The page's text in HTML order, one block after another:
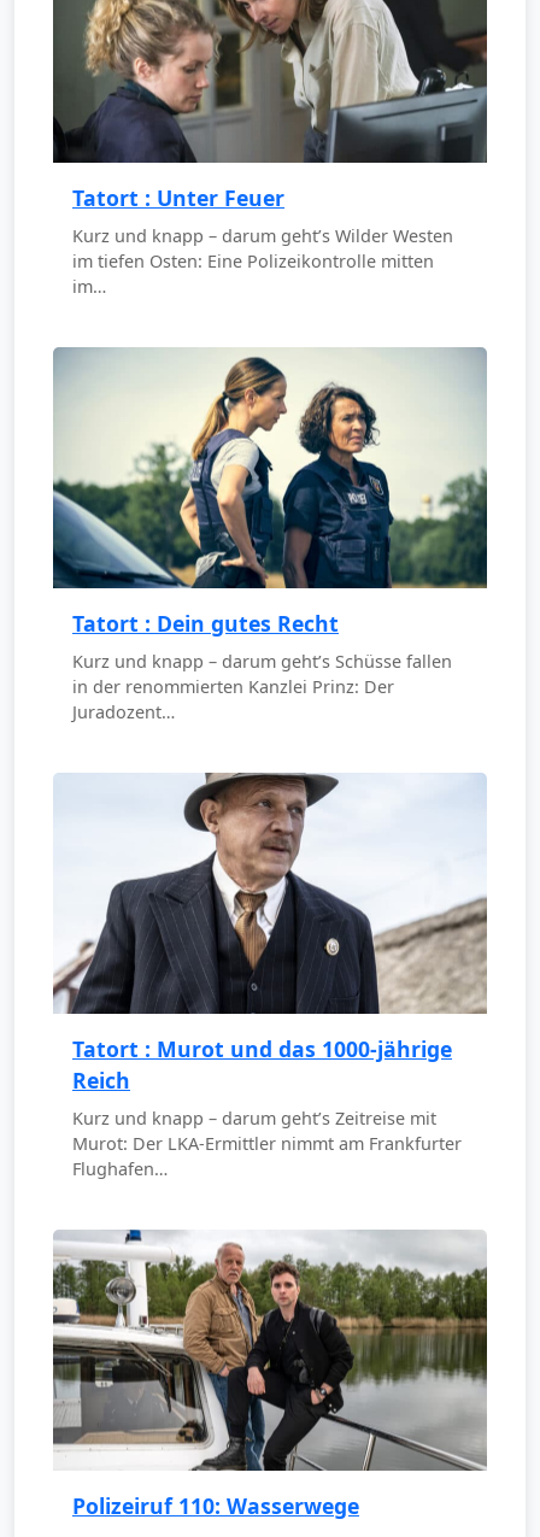
Tatort : Unter Feuer
Kurz und knapp – darum geht’s Wilder Westen
im tiefen Osten: Eine Polizeikontrolle mitten
im…
Tatort : Dein gutes Recht
Kurz und knapp – darum geht’s Schüsse fallen
in der renommierten Kanzlei Prinz: Der
Juradozent…
Tatort : Murot und das 1000-jährige
Reich
Kurz und knapp – darum geht’s Zeitreise mit
Murot: Der LKA-Ermittler nimmt am Frankfurter
Flughafen…
Polizeiruf 110: Wasserwege